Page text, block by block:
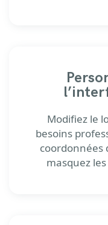
Modifiez le
besoins
coordonnées
masquez